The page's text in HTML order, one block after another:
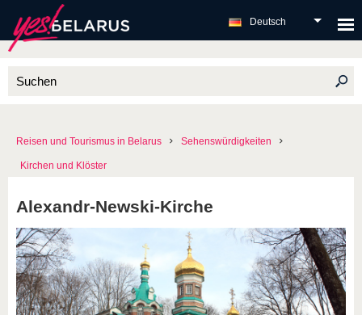
Deutsch
Reisen und Tourismus in Belarus Sehenswürdigkeiten
Kirchen und Klöster
Alexandr-Newski-Kirche